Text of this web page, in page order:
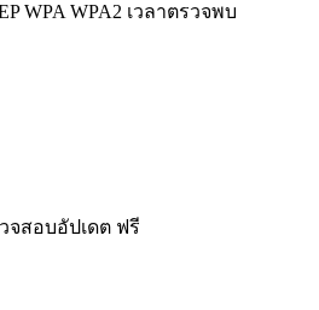
WPA WPA2 เวลาตรวจพบ
จสอบอัปเดต ฟรี